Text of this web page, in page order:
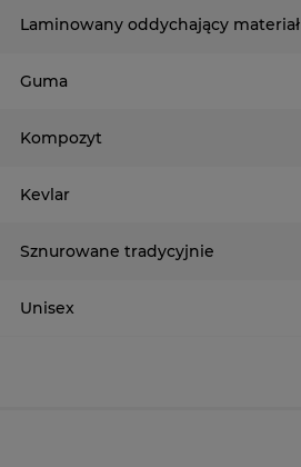
Laminowany oddychający materiał
Guma
Kompozyt
Kevlar
Sznurowane tradycyjnie
Unisex